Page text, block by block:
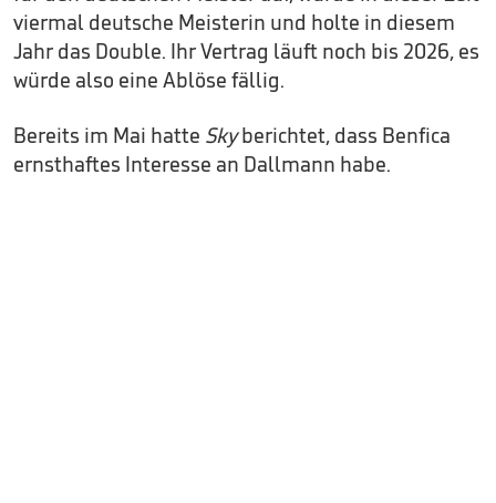
viermal deutsche Meisterin und holte in diesem
Jahr das Double. Ihr Vertrag läuft noch bis 2026, es
würde also eine Ablöse fällig.
Bereits im Mai hatte Skyberichtet, dass Benfica
ernsthaftes Interesse an Dallmann habe.